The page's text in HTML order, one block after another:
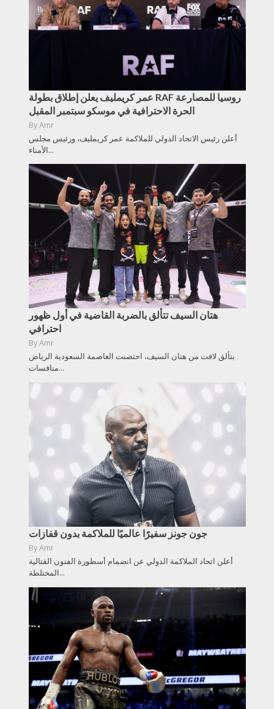
عمر كريمليف يعلن إطلاق بطولة RAF روسيا للمصارعة
الحرة الاحترافية في موسكو سبتمبر المقبل
ByAmr
أعلن رئيس الاتحاد الدولي للملاكمة عمر كريمليف، ورئيس مجلس
الأمناء...
هتان السيف تتألق بالضربة القاضية في أول ظهور
احترافي
ByAmr
بتألق لافت من هتان السيف، احتضنت العاصمة السعودية الرياض
منافسات...
جون جونز سفيرًا عالميًا للملاكمة بدون قفازات
ByAmr
أعلن اتحاد الملاكمة الدولي عن انضمام أسطورة الفنون القتالية
المختلطة...